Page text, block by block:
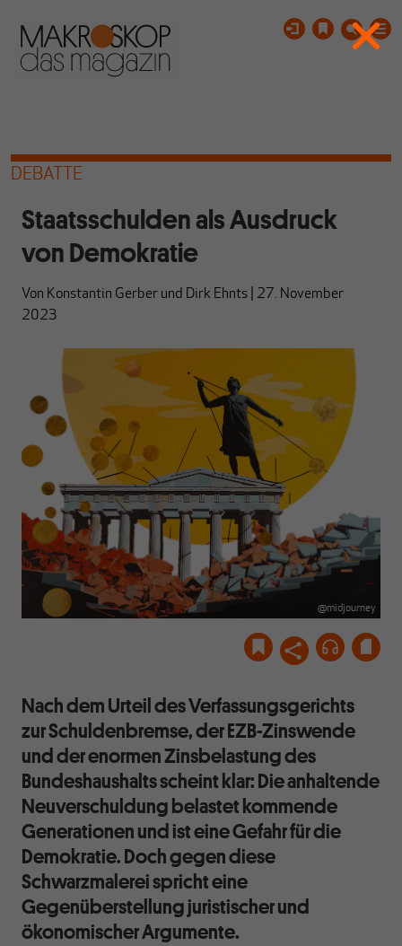
DEBATTE
Staatsschulden als Ausdruck
von Demokratie
Von Konstantin Gerber und Dirk Ehnts
27. November
2023
@midjourney
Nach dem Urteil des Verfassungsgerichts
zur Schuldenbremse, der EZB-Zinswende
und der enormen Zinsbelastung des
Bundeshaushalts scheint klar: Die anhaltende
Neuverschuldung belastet kommende
Generationen und ist eine Gefahr für die
Demokratie. Doch gegen diese
Schwarzmalerei spricht eine
Gegenüberstellung juristischer und
ökonomischer Argumente.